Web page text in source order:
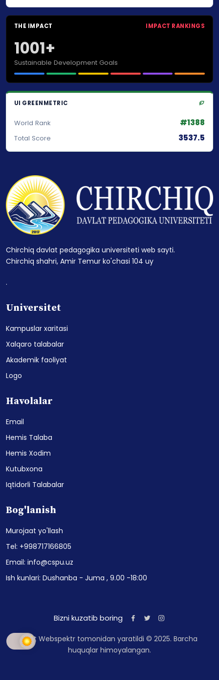
THE IMPACT IMPACT RANKINGS
1001+
Sustainable Development Goals
UI GREENMETRIC
World Rank #1388
Total Score 3537.5
Chirchiq davlat pedagogika universiteti web sayti.
Chirchiq shahri, Amir Temur ko'chasi 104 uy
.
Universitet
Kampuslar xaritasi
Xalqaro talabalar
Akademik faoliyat
Logo
Havolalar
Email
Hemis Talaba
Hemis Xodim
Kutubxona
Iqtidorli Talabalar
Bog'lanish
Murojaat yo'llash
Tel: +998717166805
Email: info@cspu.uz
Ish kunlari: Dushanba - Juma , 9.00 -18:00
Bizni kuzatib boring
Sayt Webspektr tomonidan yaratildi © 2025. Barcha
huquqlar himoyalangan.